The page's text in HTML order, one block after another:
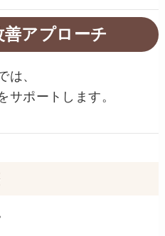
アプローチ
は、
サポートします。